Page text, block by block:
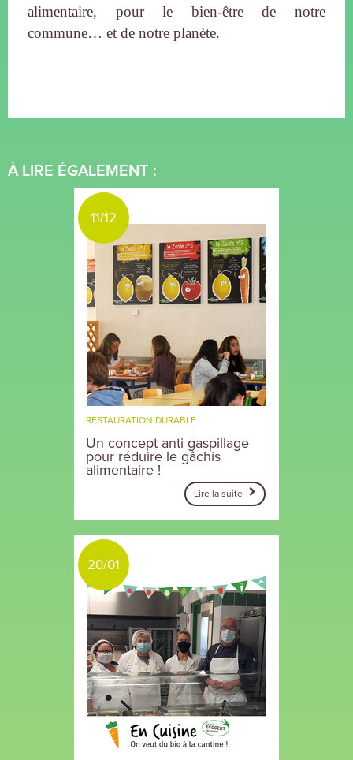
alimentaire, pour le bien-être de notre
commune… et de notre planète.
À LIRE ÉGALEMENT :
11/12
RESTAURATION DURABLE
Un concept anti gaspillage
pour réduire le gâchis
alimentaire !
Lire la suite
20/01